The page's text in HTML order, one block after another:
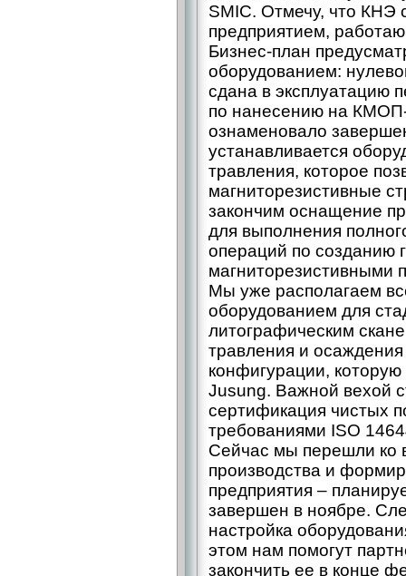
SMIC. Отмечу, что КНЭ
предприятием,
Бизнес-план
оборудованием:
сдана в эксплуатацию
по нанесению на
ознаменовало
устанавливается
травления, которое
магниторезистивные
закончим оснащение
для выполнения
операций по созданию
магниторезистивными
Мы уже располагаем
оборудованием для
литографическим
травления и
конфигурации, которую
Jusung. Важной вехой
сертификация чистых
требованиями ISO
Сейчас мы перешли ко
производства и
предприятия –
завершен в ноябре.
настройка
этом нам помогут
закончить ее в конце